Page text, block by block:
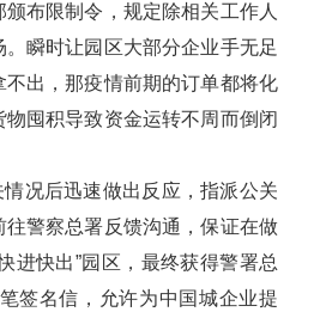
布限制令，规定除相关工作人
瞬时让园区大部分企业手无足
出，那疫情前期的订单都将化
囤积导致资金运转不周而倒闭
况后迅速做出反应，指派公关
警察总署反馈沟通，保证在做
进快出”园区，最终获得警署总
签名信，允许为中国城企业提